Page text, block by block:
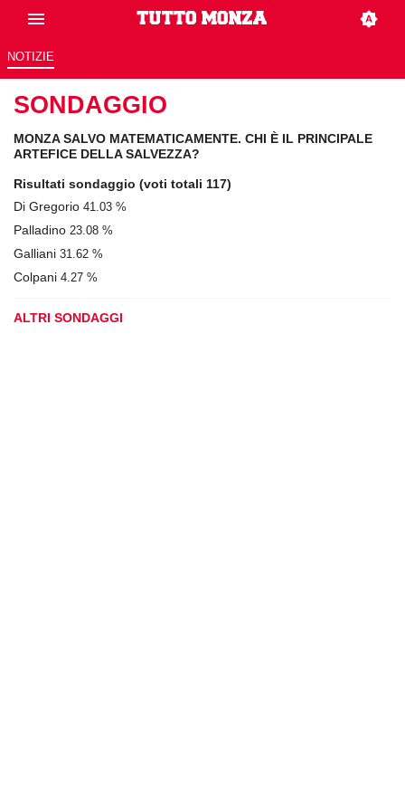
NOTIZIE
SONDAGGIO
MONZA SALVO MATEMATICAMENTE. CHI È IL PRINCIPALE
ARTEFICE DELLA SALVEZZA?
Risultati sondaggio (voti totali 117)
Di Gregorio 41.03 %
Palladino 23.08 %
Galliani 31.62 %
Colpani 4.27 %
ALTRI SONDAGGI